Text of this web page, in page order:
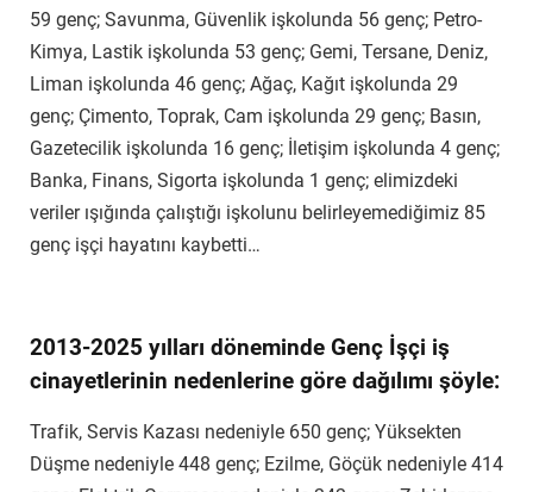
59 genç; Savunma, Güvenlik işkolunda 56 genç; Petro-
Kimya, Lastik işkolunda 53 genç; Gemi, Tersane, Deniz,
Liman işkolunda 46 genç; Ağaç, Kağıt işkolunda 29
genç; Çimento, Toprak, Cam işkolunda 29 genç; Basın,
Gazetecilik işkolunda 16 genç; İletişim işkolunda 4 genç;
Banka, Finans, Sigorta işkolunda 1 genç; elimizdeki
veriler ışığında çalıştığı işkolunu belirleyemediğimiz 85
genç işçi hayatını kaybetti…
2013-2025 yılları döneminde Genç İşçi iş
cinayetlerinin nedenlerine göre dağılımı şöyle:
Trafik, Servis Kazası nedeniyle 650 genç; Yüksekten
Düşme nedeniyle 448 genç; Ezilme, Göçük nedeniyle 414